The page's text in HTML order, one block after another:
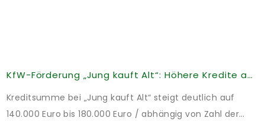
KfW-Förderung „Jung kauft Alt“: Höhere Kredite ab August 2026
Kreditsumme bei „Jung kauft Alt“ steigt deutlich auf
140.000 Euro bis 180.000 Euro / abhängig von Zahl der